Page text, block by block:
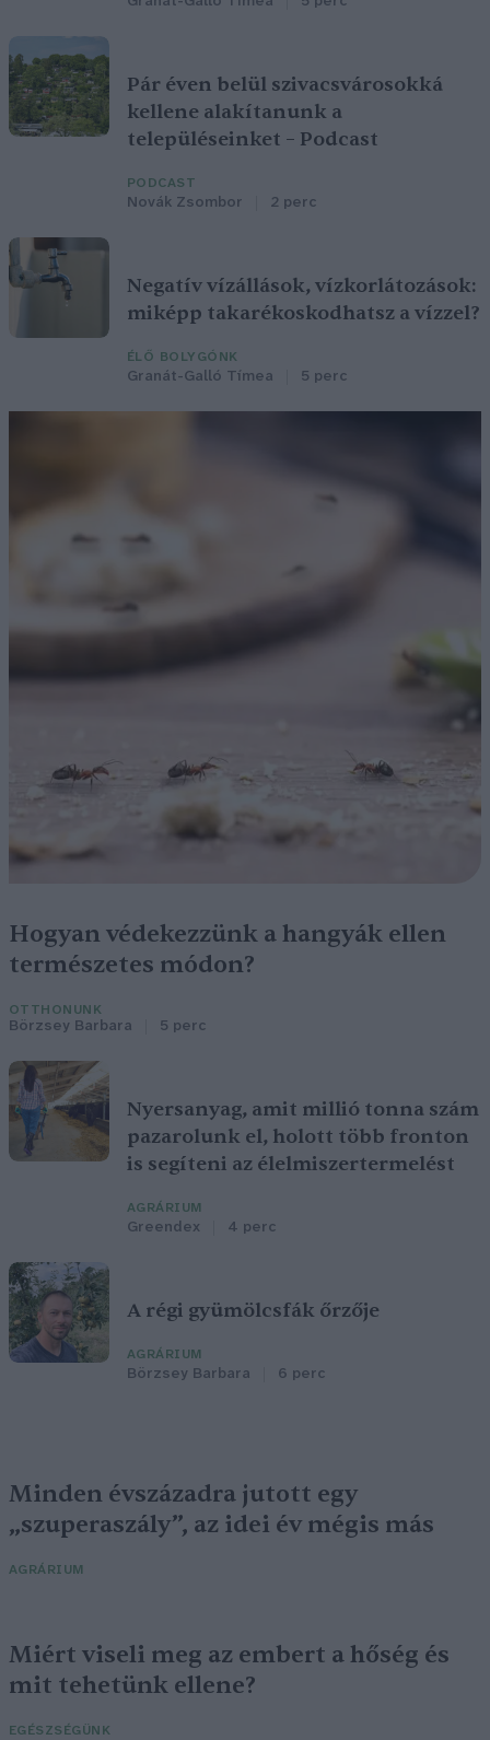
Pár éven belül szivacsvárosokká
kellene alakítanunk a
településeinket – Podcast
PODCAST
Novák Zsombor 2 perc
Negatív vízállások, vízkorlátozások:
miképp takarékoskodhatsz a vízzel?
ÉLŐ BOLYGÓNK
Granát-Galló Tímea 5 perc
Hogyan védekezzünk a hangyák ellen
természetes módon?
OTTHONUNK
Börzsey Barbara 5 perc
Nyersanyag, amit millió tonna szám
pazarolunk el, holott több fronton
is segíteni az élelmiszertermelést
AGRÁRIUM
Greendex 4 perc
A régi gyümölcsfák őrzője
AGRÁRIUM
Börzsey Barbara 6 perc
Minden évszázadra jutott egy
„szuperaszály”, az idei év mégis más
AGRÁRIUM
Miért viseli meg az embert a hőség és
mit tehetünk ellene?
EGÉSZSÉGÜNK